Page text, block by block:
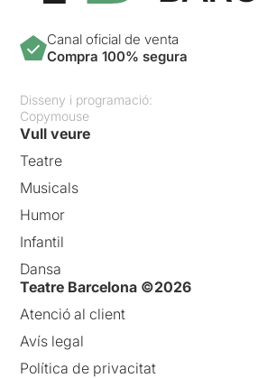
Canal oficial de venta
Compra 100% segura
Disseny i programació:
Copymouse
Vull veure
Teatre
Musicals
Humor
Infantil
Dansa
Teatre Barcelona ©2026
Atenció al client
Avís legal
Política de privacitat